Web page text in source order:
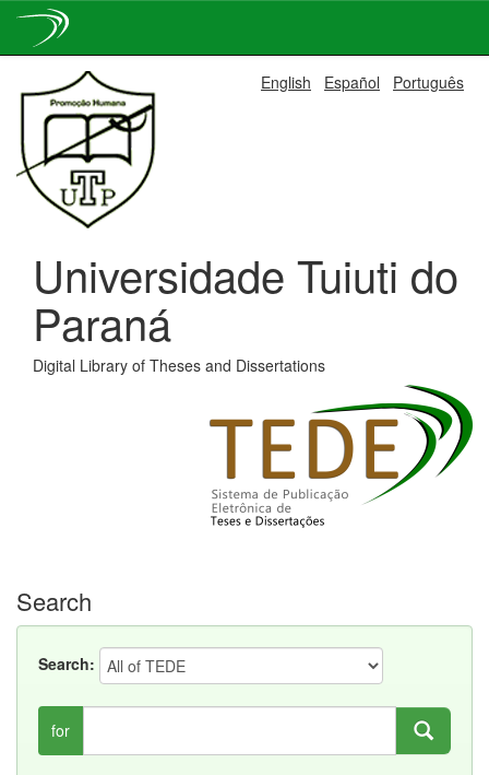
navigation
English Español Português
Universidade Tuiuti do
Paraná
Digital Library of Theses and Dissertations
Search
Search:
for